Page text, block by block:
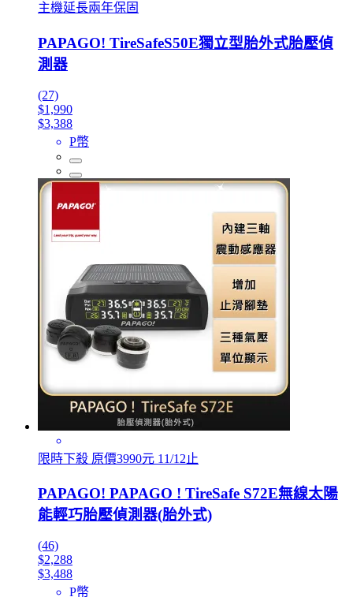
主機延長兩年保固
PAPAGO! TireSafeS50E獨立型胎外式胎壓偵
測器
(27)
$1,990
$3,388
P幣
限時下殺 原價3990元 11/12止
PAPAGO! PAPAGO ! TireSafe S72E無線太陽
能輕巧胎壓偵測器(胎外式)
(46)
$2,288
$3,488
P幣